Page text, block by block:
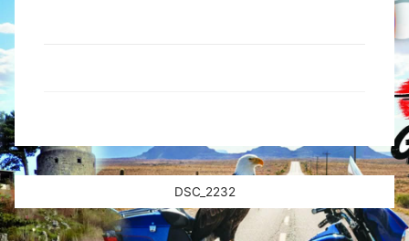
Navigation
de
DSC_2232